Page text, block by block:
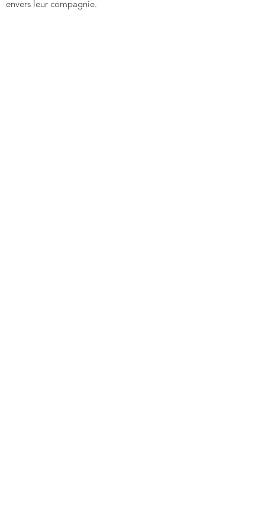
envers leur compagnie.